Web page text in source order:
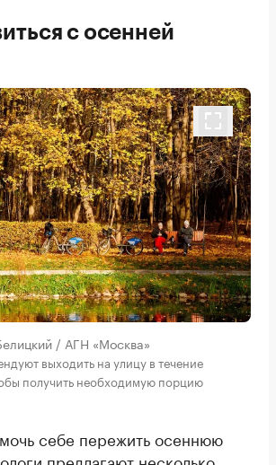
с осенней
/ АГН «Москва»
выходить на улицу в течение
получить необходимую порцию
себе пережить осеннюю